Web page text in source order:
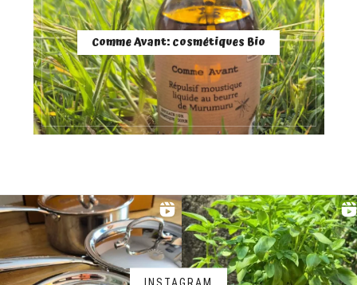
Comme Avant: cosmétiques Bio
INSTAGRAM